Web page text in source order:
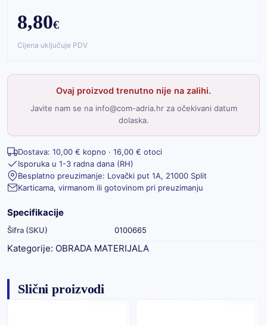
8,80€
Cijena uključuje PDV
Ovaj proizvod trenutno nije na zalihi.
Javite nam se na info@com-adria.hr za očekivani datum
dolaska.
Dostava: 10,00 € kopno · 16,00 € otoci
Isporuka u 1-3 radna dana (RH)
Besplatno preuzimanje: Lovački put 1A, 21000 Split
Karticama, virmanom ili gotovinom pri preuzimanju
Specifikacije
Šifra (SKU) 0100665
Kategorije: OBRADA MATERIJALA
Slični proizvodi